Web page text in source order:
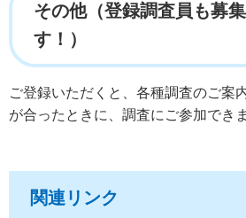
その他（登録調査員も募
す！）
ご登録いただくと、各種調査のご案
が合ったときに、調査にご参加できま
関連リンク